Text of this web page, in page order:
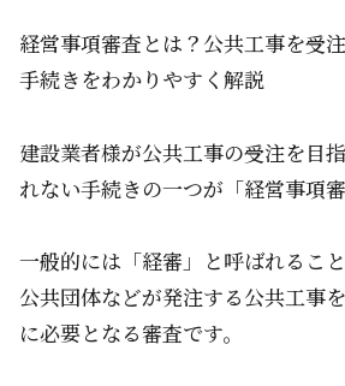
経営事項審査とは？公共工事を受
手続きをわかりやすく解説
建設業者様が公共工事の受注を目
れない手続きの一つが「経営事項審
一般的には「経審」と呼ばれるこ
公共団体などが発注する公共工事
に必要となる審査です。